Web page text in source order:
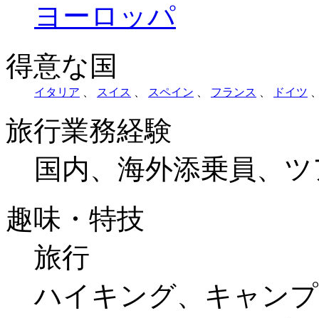
ヨーロッパ
得意な国
イタリア スイス スペイン フランス ドイツ
旅行業務経験
国内、海外添乗員、
趣味・特技
旅行
ハイキング、キャン